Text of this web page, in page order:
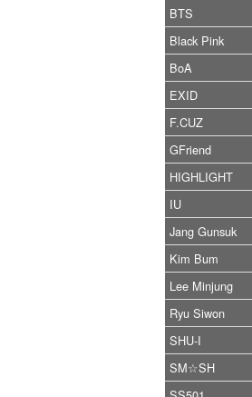
BTS
Black Pink
BoA
EXID
F.CUZ
GFriend
HIGHLIGHT
IU
Jang Gunsuk
Kim Bum
Lee Minjung
Ryu Siwon
SHU-I
SM☆SH